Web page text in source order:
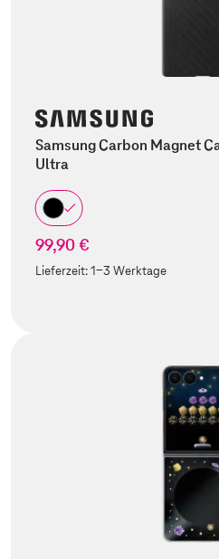
Samsung Carbon Magnet
Ultra
99,90 €
Lieferzeit:1-3 Werktage